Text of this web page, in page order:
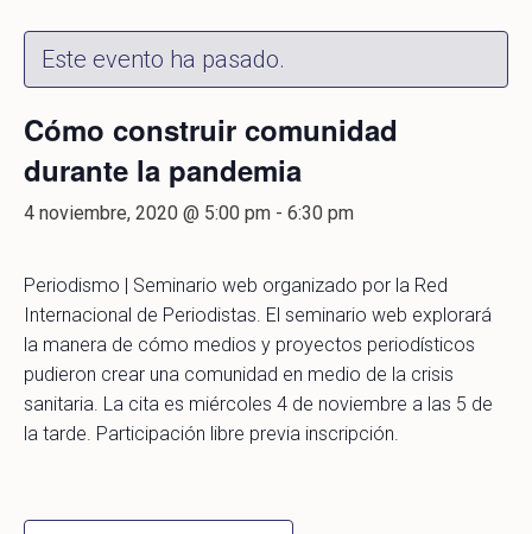
Este evento ha pasado.
Cómo construir comunidad
durante la pandemia
4 noviembre, 2020 @ 5:00 pm - 6:30 pm
Periodismo | Seminario web organizado por la Red
Internacional de Periodistas. El seminario web explorará
la manera de cómo medios y proyectos periodísticos
pudieron crear una comunidad en medio de la crisis
sanitaria. La cita es miércoles 4 de noviembre a las 5 de
la tarde. Participación libre previa inscripción.